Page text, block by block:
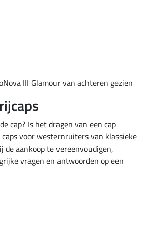
cap? Is het dragen van een cap
voor westernruiters van klassieke
de aankoop te vereenvoudigen,
vragen en antwoorden op een